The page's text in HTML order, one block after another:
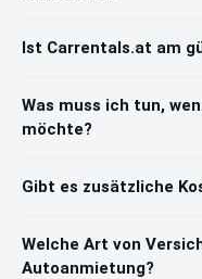
Ist Carrentals.at am
Was muss ich tun,
möchte?
Gibt es zusätzliche
Welche Art von
Autoanmietung?